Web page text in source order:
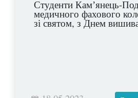
Студенти Камʼянець-
медичного фахового
зі святом, з Днем